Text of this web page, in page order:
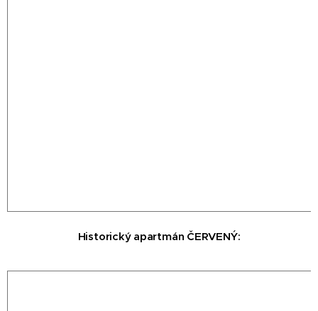
Historický apartmán ČERVENÝ: